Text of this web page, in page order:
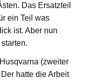
Das Ersatzteil
ein Teil was
ist. Aber nun
(zweiter
hatte die Arbeit